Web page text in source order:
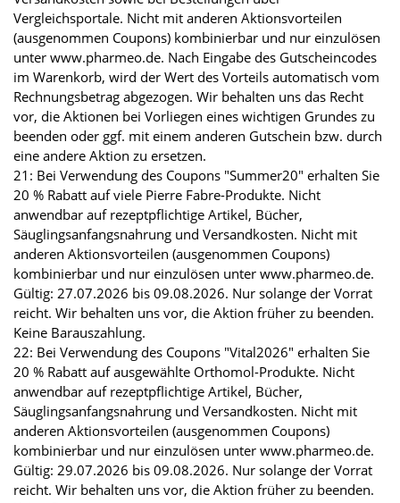
Vergleichsportale. Nicht mit anderen Aktionsvorteilen
(ausgenommen Coupons) kombinierbar und nur einzulösen
unter www.pharmeo.de. Nach Eingabe des Gutscheincodes
im Warenkorb, wird der Wert des Vorteils automatisch vom
Rechnungsbetrag abgezogen. Wir behalten uns das Recht
vor, die Aktionen bei Vorliegen eines wichtigen Grundes zu
beenden oder ggf. mit einem anderen Gutschein bzw. durch
eine andere Aktion zu ersetzen.
21: Bei Verwendung des Coupons "Summer20" erhalten Sie
20 % Rabatt auf viele Pierre Fabre-Produkte. Nicht
anwendbar auf rezeptpflichtige Artikel, Bücher,
Säuglingsanfangsnahrung und Versandkosten. Nicht mit
anderen Aktionsvorteilen (ausgenommen Coupons)
kombinierbar und nur einzulösen unter www.pharmeo.de.
Gültig: 27.07.2026 bis 09.08.2026. Nur solange der Vorrat
reicht. Wir behalten uns vor, die Aktion früher zu beenden.
Keine Barauszahlung.
22: Bei Verwendung des Coupons "Vital2026" erhalten Sie
20 % Rabatt auf ausgewählte Orthomol-Produkte. Nicht
anwendbar auf rezeptpflichtige Artikel, Bücher,
Säuglingsanfangsnahrung und Versandkosten. Nicht mit
anderen Aktionsvorteilen (ausgenommen Coupons)
kombinierbar und nur einzulösen unter www.pharmeo.de.
Gültig: 29.07.2026 bis 09.08.2026. Nur solange der Vorrat
reicht. Wir behalten uns vor, die Aktion früher zu beenden.